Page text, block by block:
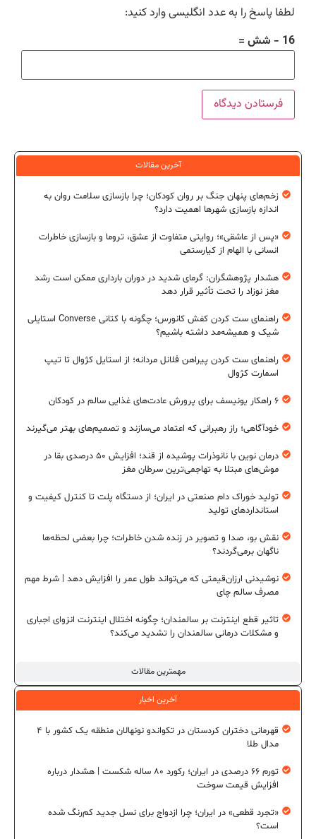
لطفا پاسخ را به عدد انگلیسی وارد کنید:
16 − شش =
آخرین مقالات
مهمترین مقالات
زخم‌های پنهان جنگ بر روان کودکان؛ چرا بازسازی سلامت روان به
اندازه بازسازی شهرها اهمیت دارد؟
«پس از عاشقی»؛ روایتی متفاوت از عشق، تروما و بازسازی خاطرات
انسانی با الهام از کیارستمی
هشدار پژوهشگران: گرمای شدید در دوران بارداری ممکن است رشد
مغز نوزاد را تحت تأثیر قرار دهد
راهنمای ست کردن کفش کانورس؛ چگونه با کتانی Converse استایلی
شیک و همیشه‌مد داشته باشیم؟
راهنمای ست کردن پیراهن فلانل مردانه؛ از استایل کژوال تا تیپ
اسمارت کژوال
۶ راهکار یونیسف برای پرورش عادت‌های غذایی سالم در کودکان
خودآگاهی؛ راز رهبرانی که اعتماد می‌سازند و تصمیم‌های بهتر می‌گیرند
درمان نوین با نانوذرات پوشیده از قند؛ افزایش ۵۰ درصدی بقا در
موش‌های مبتلا به تهاجمی‌ترین سرطان مغز
تولید خوراک دام صنعتی در ایران؛ از دستگاه پلت تا کنترل کیفیت و
استانداردهای تولید
نقش بو، صدا و تصویر در زنده شدن خاطرات؛ چرا بعضی لحظه‌ها
ناگهان برمی‌گردند؟
نوشیدنی ارزان‌قیمتی که می‌تواند طول عمر را افزایش دهد | شرط مهم
مصرف سالم چای
تاثیر قطع اینترنت بر سالمندان؛ چگونه اختلال اینترنت انزوای اجباری
و مشکلات درمانی سالمندان را تشدید می‌کند؟
آخرین اخبار
قهرمانی دختران کردستان در تکواندو نونهالان منطقه یک کشور با ۴
مدال طلا
تورم ۶۶ درصدی در ایران؛ رکورد ۸۰ ساله شکست | هشدار درباره
افزایش قیمت سوخت
«تجرد قطعی» در ایران؛ چرا ازدواج برای نسل جدید کم‌رنگ شده
است؟